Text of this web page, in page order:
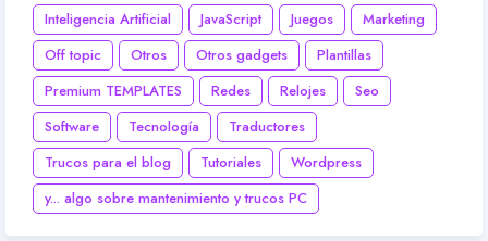
Inteligencia Artificial
JavaScript Juegos
Marketing
Off topic
Otros Otros gadgets
Plantillas
Premium TEMPLATES
Redes Relojes
Seo
Software
Tecnología
Traductores
Trucos para el blog
Tutoriales
Wordpress
y... algo sobre mantenimiento y trucos PC